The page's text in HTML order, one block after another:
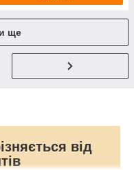
ще
від